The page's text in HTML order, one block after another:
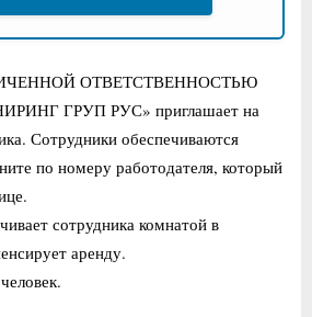
ОТВЕТСТВЕННОСТЬЮ
ГРУП РУС» приглашает на
Сотрудники обеспечиваются
по номеру работодателя, который
сотрудника комнатой в
аренду.